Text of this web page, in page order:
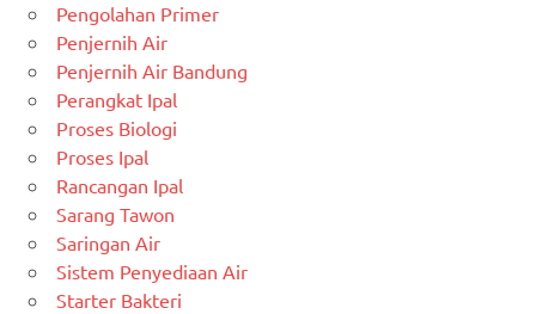
Pengolahan Primer
Penjernih Air
Penjernih Air Bandung
Perangkat Ipal
Proses Biologi
Proses Ipal
Rancangan Ipal
Sarang Tawon
Saringan Air
Sistem Penyediaan Air
Starter Bakteri